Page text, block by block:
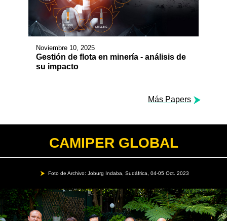
Noviembre 10, 2025
Gestión de flota en minería - análisis de
su impacto
Más Papers
CAMIPER GLOBAL
Foto de Archivo: Joburg Indaba, Sudáfrica, 04-05 Oct. 2023